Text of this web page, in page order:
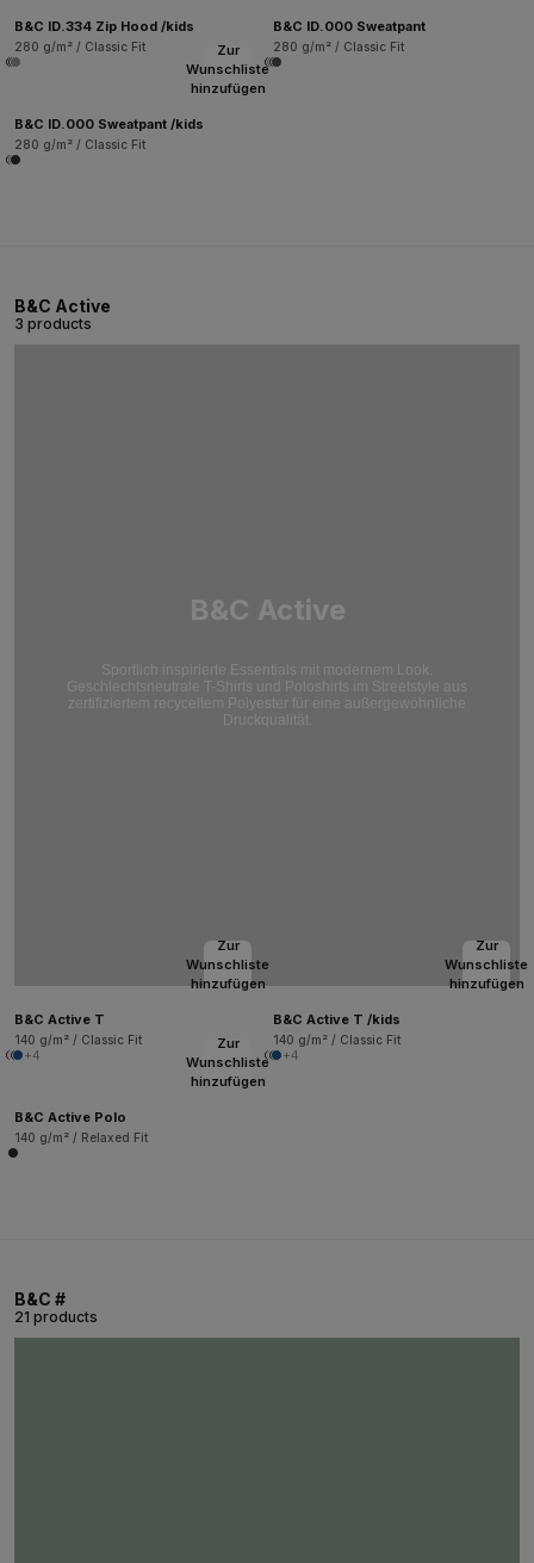
B&C ID.334 Zip Hood /kids
280 g/m² / Classic Fit
B&C ID.000 Sweatpant
280 g/m² / Classic Fit
Zur
Wunschliste
hinzufügen
B&C ID.000 Sweatpant /kids
280 g/m² / Classic Fit
B&C Active
3 products
B&C Active
Sportlich inspirierte Essentials mit modernem Look.
Geschlechtsneutrale T-Shirts und Poloshirts im Streetstyle aus
zertifiziertem recyceltem Polyester für eine außergewöhnliche
Druckqualität.
Zur
Wunschliste
hinzufügen
B&C Active T
140 g/m² / Classic Fit
+4
Zur
Wunschliste
hinzufügen
B&C Active T /kids
140 g/m² / Classic Fit
+4
Zur
Wunschliste
hinzufügen
B&C Active Polo
140 g/m² / Relaxed Fit
B&C #
21 products